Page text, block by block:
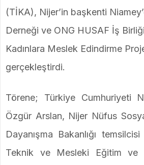
(TİKA), Nijer’in başkenti
Derneği ve ONG HUSAF İş
Kadınlara Meslek Edindirme
gerçekleştirdi.
Törene; Türkiye Cumhuriyeti
Özgür Arslan, Nijer Nüfus
Dayanışma Bakanlığı
Teknik ve Mesleki Eğitim ve